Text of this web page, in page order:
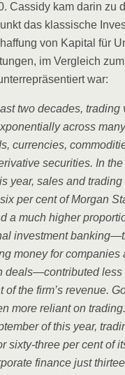
Cass­idy kam dar­in zu
das klas­si­sche
von Kapi­tal für
im Ver­gleich
war:
two deca­des, tra­ding
across
cur­ren­ci­es,
secu­ri­ties. In
year, sales and
per cent of Mor­gan
a much hig­her
invest­ment
money for
deals—contributed
of the firm’s reve­nue.
more reli­ant on
of this year,
six­ty-three per cent of
finan­ce just